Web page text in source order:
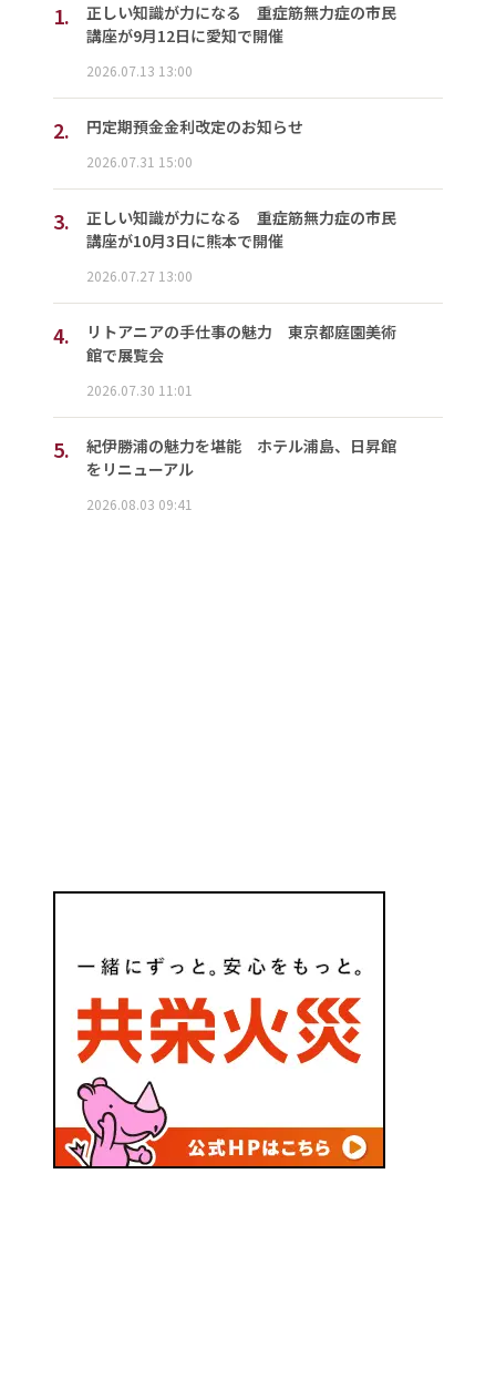
1.
正しい知識が力になる 重症筋無力症の市民
講座が9月12日に愛知で開催
2026.07.13 13:00
2. 円定期預金金利改定のお知らせ
2026.07.31 15:00
3.
正しい知識が力になる 重症筋無力症の市民
講座が10月3日に熊本で開催
2026.07.27 13:00
4.
リトアニアの手仕事の魅力 東京都庭園美術
館で展覧会
2026.07.30 11:01
5.
紀伊勝浦の魅力を堪能 ホテル浦島、日昇館
をリニューアル
2026.08.03 09:41